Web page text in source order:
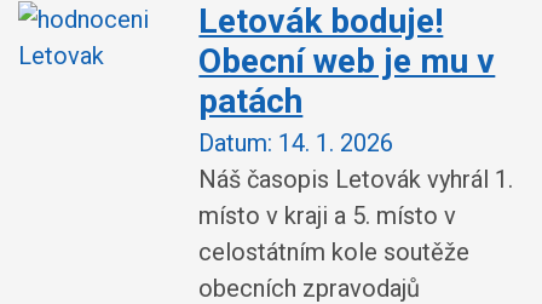
Letovák boduje!
Obecní web je mu v
patách
Datum: 14. 1. 2026
Náš časopis Letovák vyhrál 1.
místo v kraji a 5. místo v
celostátním kole soutěže
obecních zpravodajů